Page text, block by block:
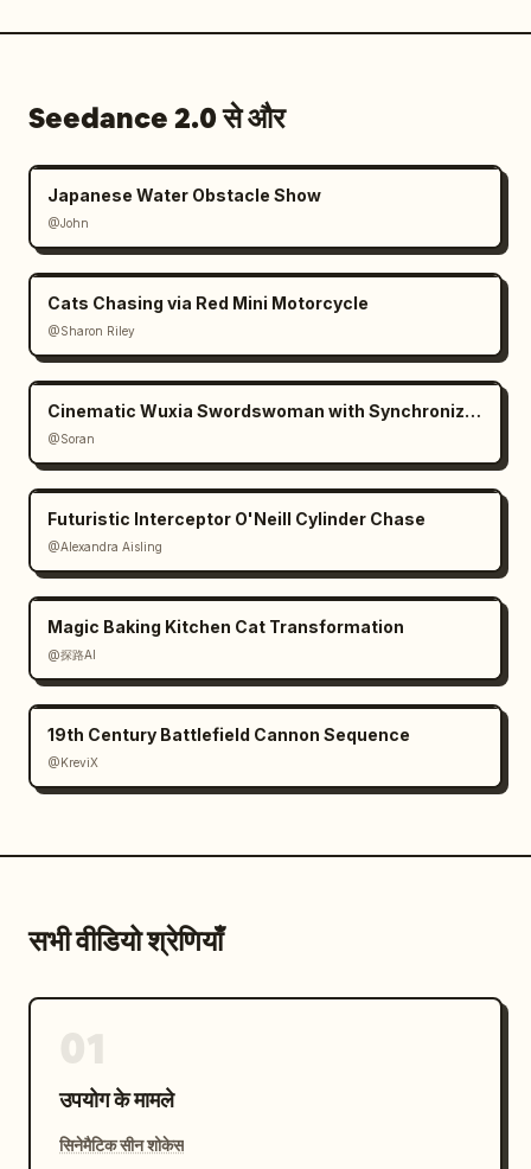
Seedance 2.0 से और
Japanese Water Obstacle Show
@John
Cats Chasing via Red Mini Motorcycle
@Sharon Riley
Cinematic Wuxia Swordswoman with Synchronized Echoes
@Soran
Futuristic Interceptor O'Neill Cylinder Chase
@Alexandra Aisling
Magic Baking Kitchen Cat Transformation
@探路AI
19th Century Battlefield Cannon Sequence
@KreviX
सभी वीडियो श्रेणियाँ
उपयोग के मामले
सिनेमैटिक सीन शोकेस